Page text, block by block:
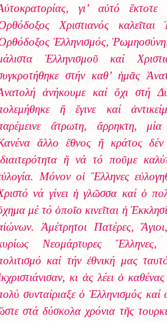
γι’ αὐτό
Χριστιανός
Ἑλληνισμός,
Ἑλληνισμοῦ καί
στήν καθ’ ἡμᾶς
ἀνήκουμε καί ὄχι στή
ἤ ἔγινε καί
ἄτρωτη, ἄρρηκτη,
ἄλλο ἔθνος ἤ κράτος δέν
ἤ νά τό ποῦμε
Μόνον οἱ Ἕλληνες
νά γίνει ἡ γλῶσσα καί ὁ
μέ τό ὁποῖο κινεῖται ἡ
Ἀμέτρητοι Πατέρες,
Νεομάρτυρες Ἕλληνες,
καί τήν ἐθνική μας
κι ἀς λέει ὁ
συνταίριαξε ὁ Ἑλληνισμός καί
στά δύσκολα χρόνια τῆς